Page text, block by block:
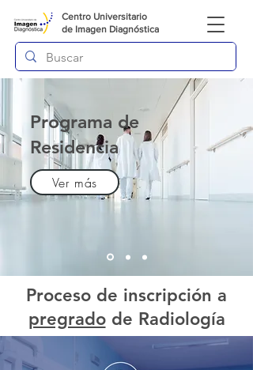
Centro Universitario
de Imagen Diagnóstica
Programa de
Residencia
Ver más
Proceso de inscripción a
pregradode Radiología